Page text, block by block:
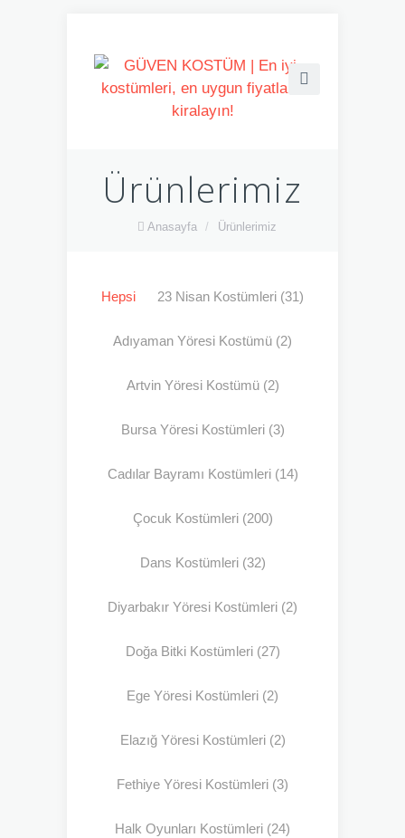
Ürünlerimiz
Anasayfa / Ürünlerimiz
Hepsi 23 Nisan Kostümleri (31)
Adıyaman Yöresi Kostümü (2)
Artvin Yöresi Kostümü (2)
Bursa Yöresi Kostümleri (3)
Cadılar Bayramı Kostümleri (14)
Çocuk Kostümleri (200)
Dans Kostümleri (32)
Diyarbakır Yöresi Kostümleri (2)
Doğa Bitki Kostümleri (27)
Ege Yöresi Kostümleri (2)
Elazığ Yöresi Kostümleri (2)
Fethiye Yöresi Kostümleri (3)
Halk Oyunları Kostümleri (24)